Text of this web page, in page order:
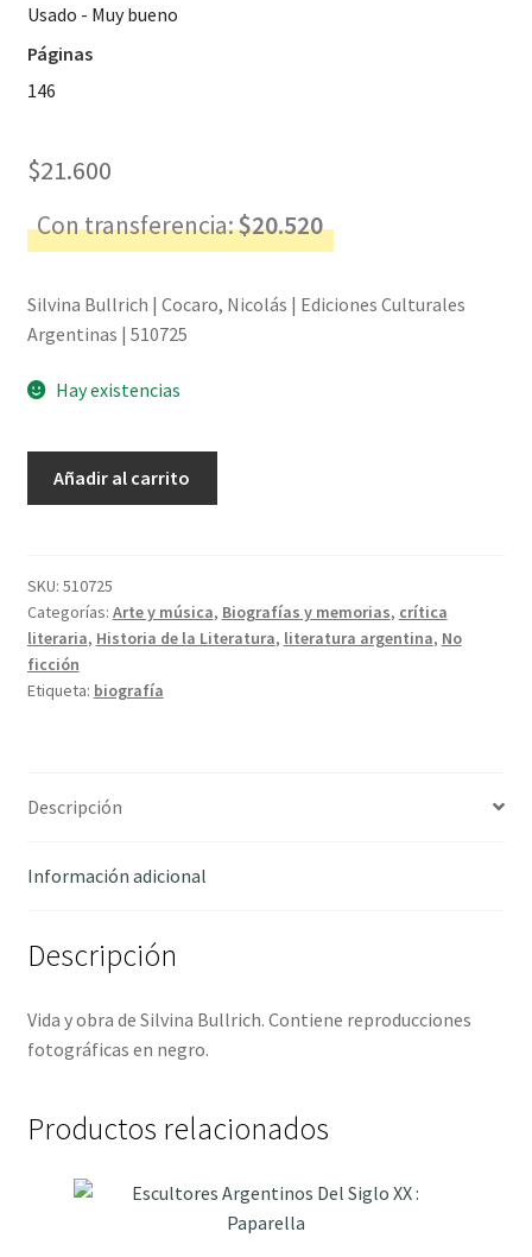
Usado - Muy bueno
Páginas
146
$21.600
Con transferencia:$20.520
Silvina Bullrich | Cocaro, Nicolás | Ediciones Culturales
Argentinas | 510725
Hay existencias
Nicolás
cantidad
Añadir al carrito
SKU: 510725
Categorías: Arte y música, Biografías y memorias, crítica
literaria, Historia de la Literatura, literatura argentina, No
ficción
Etiqueta: biografía
Descripción
Información adicional
Descripción
Vida y obra de Silvina Bullrich. Contiene reproducciones
fotográficas en negro.
Productos relacionados